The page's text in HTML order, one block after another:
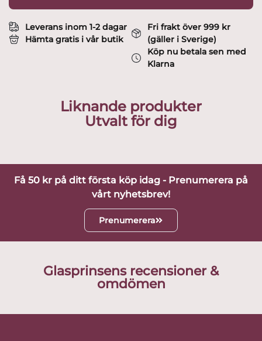
Leverans inom 1-2 dagar
Hämta gratis i vår butik
Fri frakt över 999 kr
(gäller i Sverige)
Köp nu betala sen med
Klarna
Liknande produkter
Utvalt för dig
Få 50 kr på ditt första köp idag - Prenumerera på
vårt nyhetsbrev!
Prenumerera
Glasprinsens recensioner &
omdömen